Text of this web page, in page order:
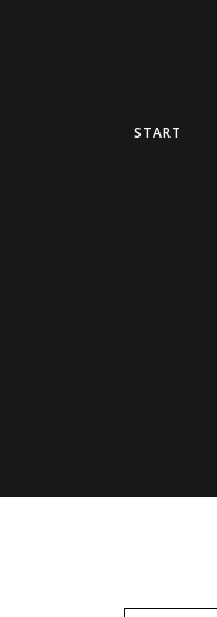
START